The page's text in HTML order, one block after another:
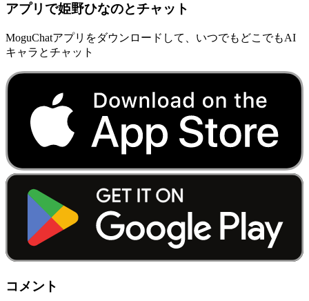
アプリで姫野ひなのとチャット
MoguChatアプリをダウンロードして、いつでもどこでもAI
キャラとチャット
コメント